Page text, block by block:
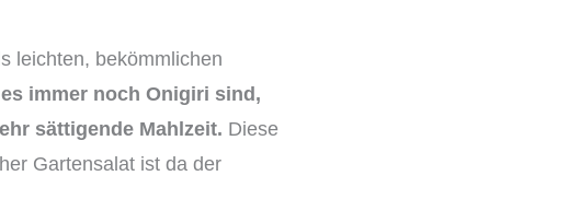
leichten, bekömmlichen
immer noch Onigiri sind,
sättigende Mahlzeit. Diese
Gartensalat ist da der